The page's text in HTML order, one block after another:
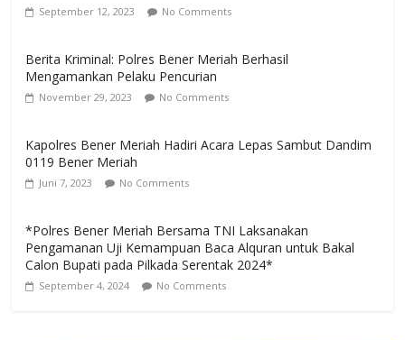
September 12, 2023 No Comments
Berita Kriminal: Polres Bener Meriah Berhasil
Mengamankan Pelaku Pencurian
November 29, 2023 No Comments
Kapolres Bener Meriah Hadiri Acara Lepas Sambut Dandim
0119 Bener Meriah
Juni 7, 2023 No Comments
*Polres Bener Meriah Bersama TNI Laksanakan
Pengamanan Uji Kemampuan Baca Alquran untuk Bakal
Calon Bupati pada Pilkada Serentak 2024*
September 4, 2024 No Comments